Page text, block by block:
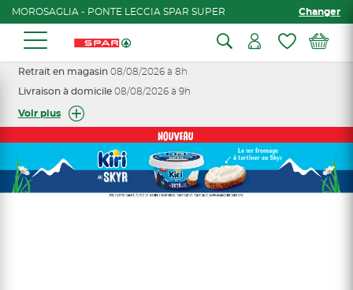
MOROSAGLIA - PONTE LECCIA SPAR SUPER Changer
Retrait en magasin 08/08/2026 à 8h
Livraison à domicile 08/08/2026 à 9h
Voir plus